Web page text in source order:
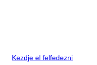
Kezdje el felfedezni